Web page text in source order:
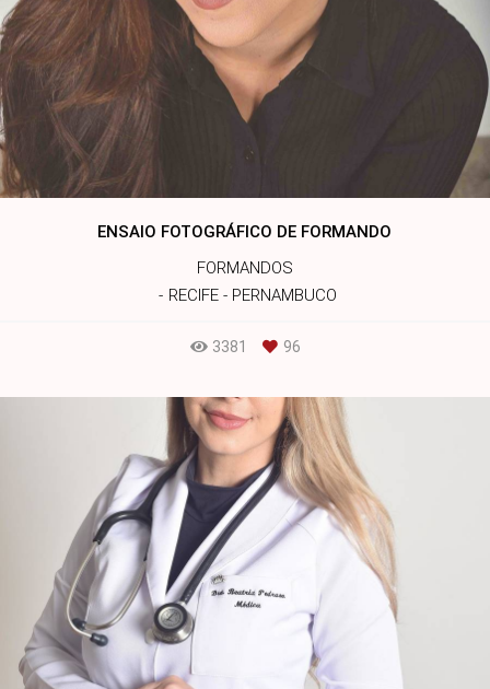
ENSAIO FOTOGRÁFICO DE FORMANDO
FORMANDOS
RECIFE - PERNAMBUCO
3381 96